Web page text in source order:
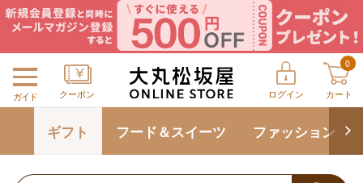
ガイド クーポン ログイン
0
カート
ギフト フード＆スイーツ ファッション